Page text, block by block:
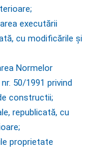
executării
cu modificările și
Normelor
50/1991 privind
constructii;
republicată, cu
proprietate